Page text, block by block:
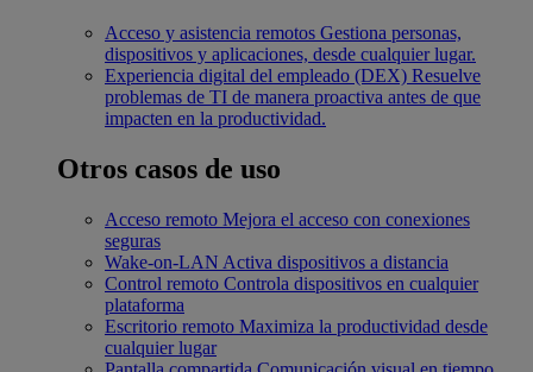
Acceso y asistencia remotos Gestiona personas,
dispositivos y aplicaciones, desde cualquier lugar.
Experiencia digital del empleado (DEX) Resuelve
problemas de TI de manera proactiva antes de que
impacten en la productividad.
Otros casos de uso
Acceso remoto Mejora el acceso con conexiones
seguras
Wake-on-LAN Activa dispositivos a distancia
Control remoto Controla dispositivos en cualquier
plataforma
Escritorio remoto Maximiza la productividad desde
cualquier lugar